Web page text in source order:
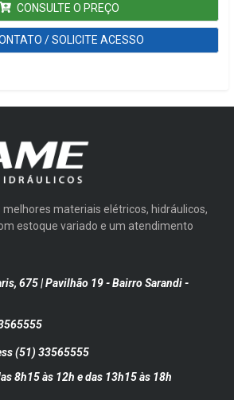
CONSULTE O PREÇO
/ SOLICITE ACESSO
materiais elétricos, hidráulicos,
estoque variado e um atendimento
675 | Pavilhão 19 - Bairro Sarandi-
(51) 33565555
8h15 às 12h e das 13h15 às 18h